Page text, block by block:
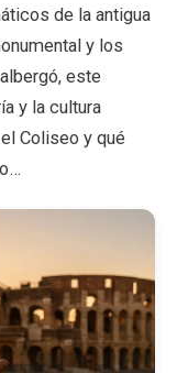
de la antigua
y los
este
y la cultura
Coliseo y qué